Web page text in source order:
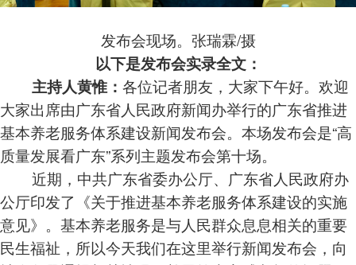
发布会现场。张瑞霖/摄
以下是发布会实录全文：
主持人黄惟： 各位记者朋友，大家下午好。欢迎
大家出席由广东省人民政府新闻办举行的广东省推进
基本养老服务体系建设新闻发布会。本场发布会是“高
质量发展看广东”系列主题发布会第十场。
近期，中共广东省委办公厅、广东省人民政府办
公厅印发了《关于推进基本养老服务体系建设的实施
意见》。基本养老服务是与人民群众息息相关的重要
民生福祉，所以今天我们在这里举行新闻发布会，向